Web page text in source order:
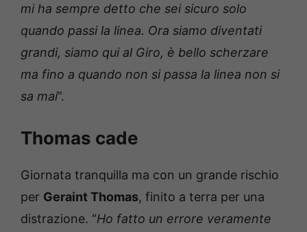
mi ha sempre detto che sei sicuro solo
quando passi la linea. Ora siamo diventati
grandi, siamo qui al Giro, è bello scherzare
ma fino a quando non si passa la linea non si
sa mai”.
Thomas cade
Giornata tranquilla ma con un grande rischio
per Geraint Thomas, finito a terra per una
distrazione. “Ho fatto un errore veramente